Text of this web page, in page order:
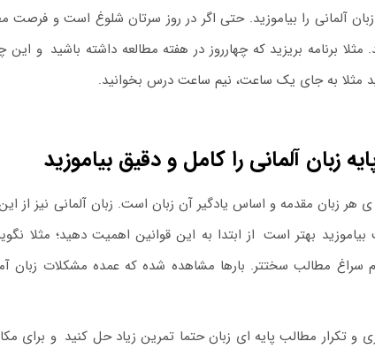
آلمانی را بیاموزید. حتی اگر در روز سرتان شلوغ است و فرصت
مثلا برنامه بریزید که چهارروز در هفته مطالعه داشته باشید و این
مثلا به جای یک ساعت، نیم ساعت درس بخوانید.
زبان آلمانی را کامل و دقیق بیاموزید
ی هر زبان مقدمه و اساس یادگیر آن زبان است. زبان آلمانی نیز از
بهتر است. از ابتدا به این قوانین اهمیت دهید؛ مثلا
سراغ مطالب سختتر. بارها مشاهده شده که عمده مشکلات زبان
و تکرار مطالب پایه ای زبان حتما تمرین زیاد حل کنید و برای